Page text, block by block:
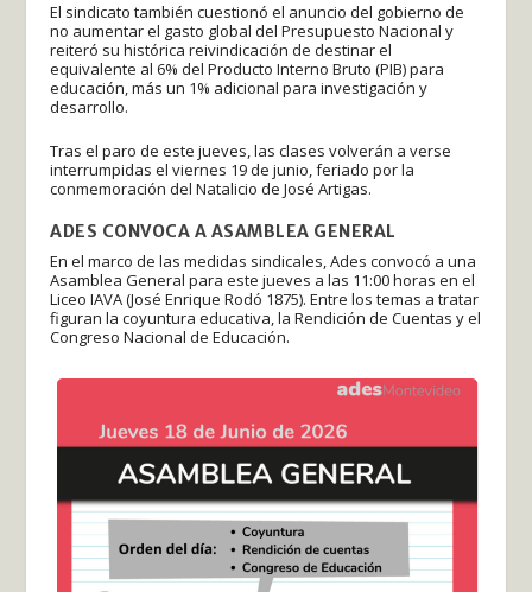
El sindicato también cuestionó el anuncio del gobierno de
no aumentar el gasto global del Presupuesto Nacional y
reiteró su histórica reivindicación de destinar el
equivalente al 6% del Producto Interno Bruto (PIB) para
educación, más un 1% adicional para investigación y
desarrollo.
Tras el paro de este jueves, las clases volverán a verse
interrumpidas el viernes 19 de junio, feriado por la
conmemoración del Natalicio de José Artigas.
ADES CONVOCA A ASAMBLEA GENERAL
En el marco de las medidas sindicales, Ades convocó a una
Asamblea General para este jueves a las 11:00 horas en el
Liceo IAVA (José Enrique Rodó 1875). Entre los temas a tratar
figuran la coyuntura educativa, la Rendición de Cuentas y el
Congreso Nacional de Educación.